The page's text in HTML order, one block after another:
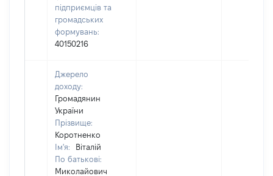
підприємців та
громадських
формувань:
40150216
Джерело
доходу:
Громадянин
України
Прізвище:
Коротненко
Ім'я:
Віталій
По батькові:
Миколайович